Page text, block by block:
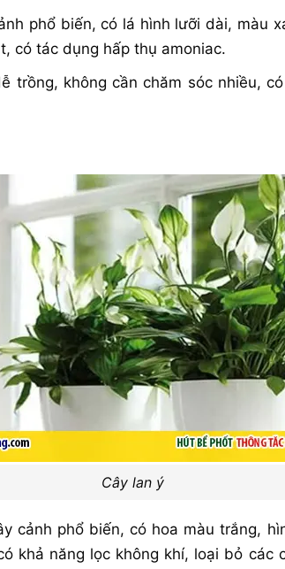
phổ biến, có lá hình lưỡi dài, màu
có tác dụng hấp thụ amoniac.
trồng, không cần chăm sóc nhiều,
Cây lan ý
cảnh phổ biến, có hoa màu trắng,
khả năng lọc không khí, loại bỏ các